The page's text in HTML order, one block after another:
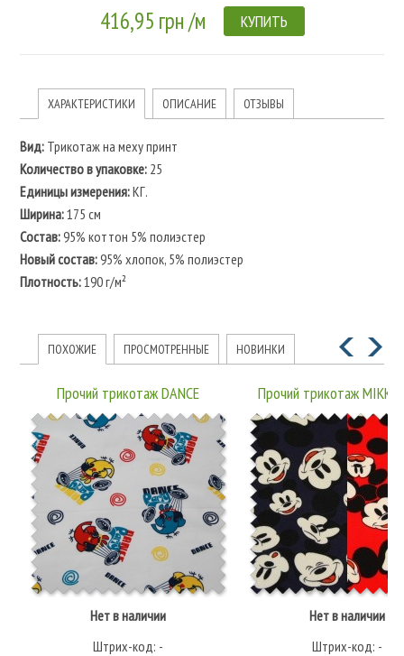
416,95 грн /м КУПИТЬ
ХАРАКТЕРИСТИКИ ОПИСАНИЕ ОТЗЫВЫ
Вид:Трикотаж на меху принт
Количество в упаковке:25
Единицы измерения:КГ.
Ширина:175 см
Состав:95% коттон 5% полиэстер
Новый состав:95% хлопок, 5% полиэстер
Плотность:190 г/м²
ПОХОЖИЕ ПРОСМОТРЕННЫЕ НОВИНКИ
Прочий трикотаж DANCE
Нет в наличии
Штрих-код: -
Прочий трикотаж MIKKI
Нет в наличии
Штрих-код: -